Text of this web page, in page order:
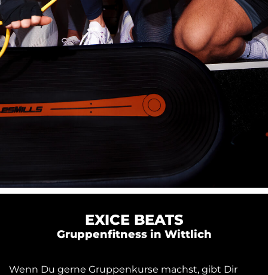
EXICE BEATS
Gruppenfitness in Wittlich
Wenn Du gerne Gruppenkurse machst, gibt Dir